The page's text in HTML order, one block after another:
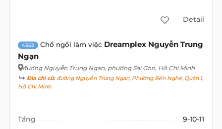
Detail
4352 Chổ ngồi làm việc Dreamplex Nguyễn Trung
Ngạn
đường Nguyễn Trung Ngạn, phường Sài Gòn, Hồ Chí Minh
Địa chỉ cũ:đường Nguyễn Trung Ngạn, Phường Bến Nghé, Quận 1,
Hồ Chí Minh
Tầng
9-10-11